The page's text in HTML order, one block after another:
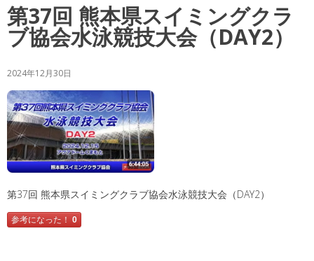
第37回 熊本県スイミングクラ
ブ協会水泳競技大会（DAY2）
2024年12月30日
第37回 熊本県スイミングクラブ協会水泳競技大会（DAY2）
参考になった！ 0